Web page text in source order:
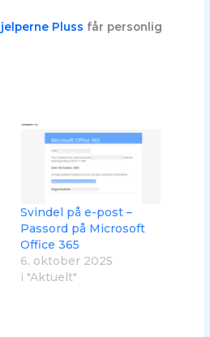
Pluss får personlig
Svindel på e-post –
Passord på Microsoft
Office 365
6. oktober 2025
i "Aktuelt"